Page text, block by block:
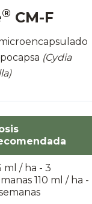
® CM-F
(Cydia
ml / ha - 3
110 ml / ha -